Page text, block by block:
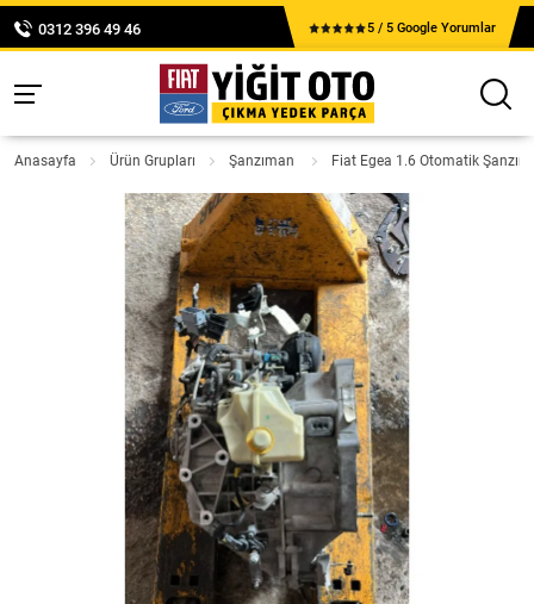
0312 396 49 46 5 / 5 Google Yorumlar
Anasayfa Ürün Grupları Şanzıman Fiat Egea 1.6 Otomatik